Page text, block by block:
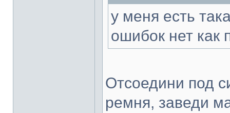
у меня есть
ошибок нет как
Отсоедини под
ремня, заведи